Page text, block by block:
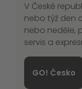
V České
nebo týž den
nebo neděle,
servis a
GO! Česko